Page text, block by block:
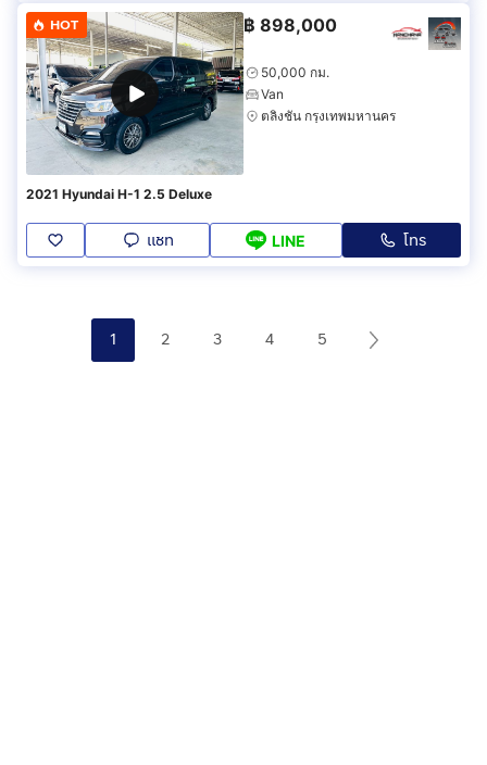
HOT ฿ 898,000
50,000 กม.
Van
ตลิ่งชัน กรุงเทพมหานคร
2021 Hyundai H-1 2.5 Deluxe
แชท LINE โทร
1 2 3 4 5